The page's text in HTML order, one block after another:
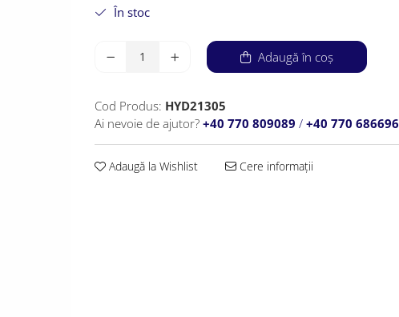
În stoc
Adaugă în coș
Cod Produs: HYD21305
Ai nevoie de ajutor? +40 770 809089 / +40 770 686696
Adaugă la Wishlist Cere informații